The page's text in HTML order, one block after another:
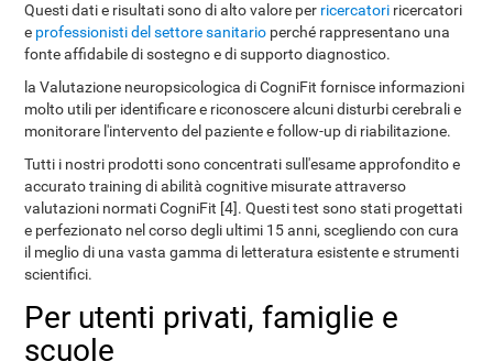
Questi dati e risultati sono di alto valore per ricercatori ricercatori
e professionisti del settore sanitario perché rappresentano una
fonte affidabile di sostegno e di supporto diagnostico.
la Valutazione neuropsicologica di CogniFit fornisce informazioni
molto utili per identificare e riconoscere alcuni disturbi cerebrali e
monitorare l'intervento del paziente e follow-up di riabilitazione.
Tutti i nostri prodotti sono concentrati sull'esame approfondito e
accurato training di abilità cognitive misurate attraverso
valutazioni normati CogniFit [4]. Questi test sono stati progettati
e perfezionato nel corso degli ultimi 15 anni, scegliendo con cura
il meglio di una vasta gamma di letteratura esistente e strumenti
scientifici.
Per utenti privati, famiglie e
scuole